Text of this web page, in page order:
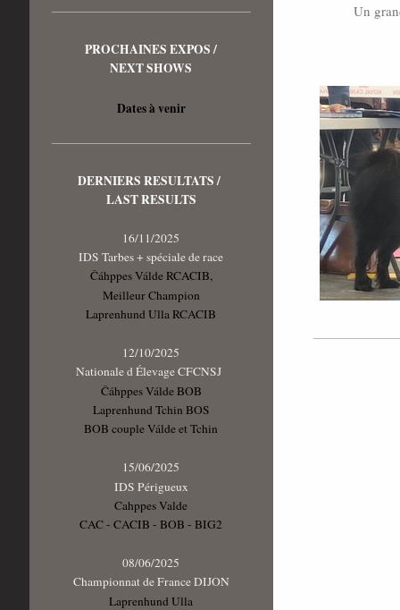
Un
PROCHAINES EXPOS /
NEXT SHOWS
Dates à venir
DERNIERS RESULTATS /
LAST RESULTS
16/11/2025
IDS Tarbes + spéciale de race
Čáhppes Válde RCACIB,
Meilleur Champion
Laprenhund Ulla RCACIB
12/10/2025
Nationale d Élevage CFCNSJ
Čáhppes Válde BOB
Laprenhund Tchin BOS
BOB couple Válde et Tchin
15/06/2025
IDS Périgueux
Cahppes Valde
CAC - CACIB - BOB - BIG2
08/06/2025
Championnat de France DIJON
Laprenhund Ulla